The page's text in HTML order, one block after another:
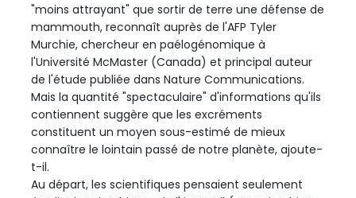
"moins attrayant" que sortir de terre une défense de
mammouth, reconnaît auprès de l'AFP Tyler
Murchie, chercheur en paélogénomique à
l'Université McMaster (Canada) et principal auteur
de l'étude publiée dans Nature Communications.
Mais la quantité "spectaculaire" d'informations qu'ils
contiennent suggère que les excréments
constituent un moyen sous-estimé de mieux
connaître le lointain passé de notre planète, ajoute-
t-il.
Au départ, les scientifiques pensaient seulement